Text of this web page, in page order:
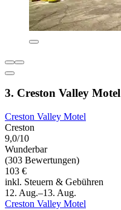
3. Creston Valley Motel
Creston Valley Motel
Creston
9,0/10
Wunderbar
(303 Bewertungen)
103 €
inkl. Steuern & Gebühren
12. Aug.–13. Aug.
Creston Valley Motel